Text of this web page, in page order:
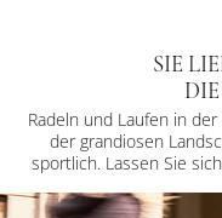
SIE
Radeln und Laufen in
der grandiosen
sportlich. Lassen Sie